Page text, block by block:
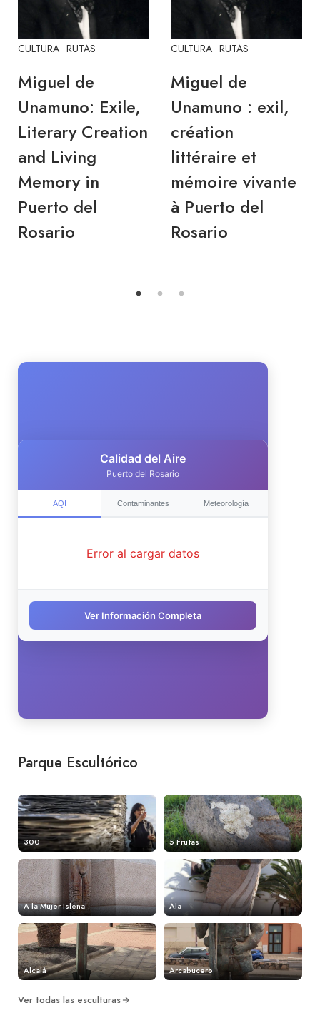
CULTURA RUTAS
Miguel de
Unamuno: Exile,
Literary Creation
and Living
Memory in
Puerto del
Rosario
CULTURA RUTAS
Miguel de
Unamuno : exil,
création
littéraire et
mémoire vivante
à Puerto del
Rosario
Parque Escultórico
300 5 Frutas
A la Mujer Isleña Ala
Alcalá Arcabucero
Ver todas las esculturas